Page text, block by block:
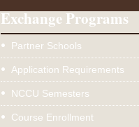
Exchange Programs
Partner Schools
Application Requirements
NCCU Semesters
Course Enrollment